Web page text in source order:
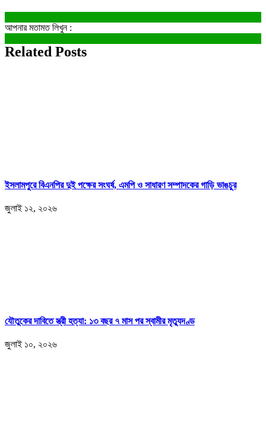
আপনার মতামত লিখুন :
Related Posts
ইসলামপুরে বিএনপির দুই পক্ষের সংঘর্ষ, এমপি ও সাধারণ সম্পাদকের গাড়ি ভাঙচুর
জুলাই ১২, ২০২৬
যৌতুকের দাবিতে স্ত্রী হত্যা: ১৩ বছর ৭ মাস পর স্বামীর মৃত্যুদণ্ড
জুলাই ১০, ২০২৬